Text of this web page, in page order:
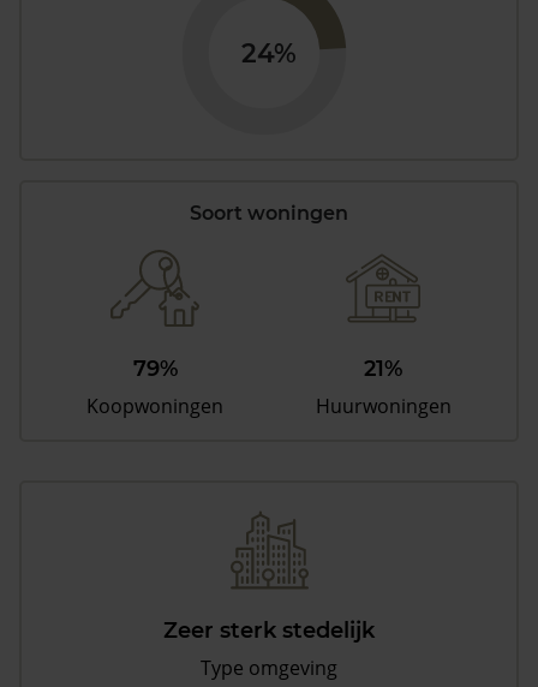
24%
Soort woningen
79%
Koopwoningen
21%
Huurwoningen
Zeer sterk stedelijk
Type omgeving